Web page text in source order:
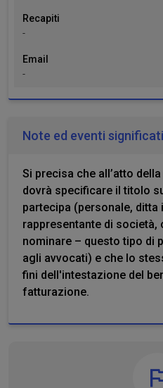
Recapiti
-
Email
-
Note ed eventi
Si precisa che all’atto
dovrà specificare il titolo
partecipa (personale, ditta
rappresentante di società,
nominare – questo tipo di
agli avvocati) e che lo
fini dell'intestazione del
fatturazione.